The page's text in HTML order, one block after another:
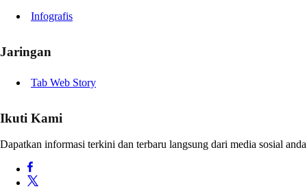
Infografis
Jaringan
Tab Web Story
Ikuti Kami
Dapatkan informasi terkini dan terbaru langsung dari media sosial anda